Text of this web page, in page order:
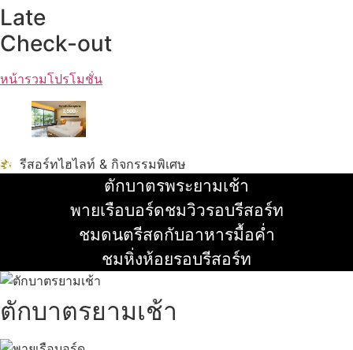
Late
Check-out
หน้ารวมโปรโมชั่น
รีสอร์ทไฮไลท์ & กิจกรรมพิเศษ
ตักบาตรพระยามเช้า
อ่านเพิ่ม
พายเรือบอร์ดชมวิวรอบรีสอร์ท
อ่านเพิ่ม
ชมดนตรีสดกับอาหารมื้อค่ำ
อ่านเพิ่ม
ชมหิ่งห้อยรอบรีสอร์ท
ตักบาตรยามเช้า